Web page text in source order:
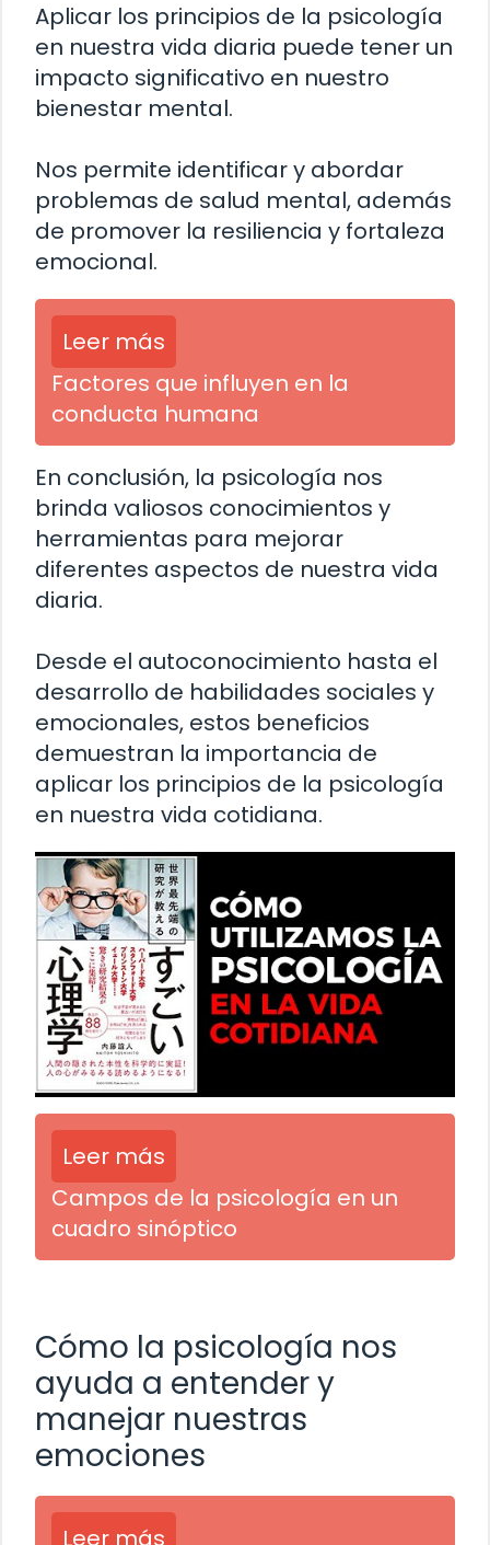
Aplicar los principios de la psicología
en nuestra vida diaria puede tener un
impacto significativo en nuestro
bienestar mental.
Nos permite identificar y abordar
problemas de salud mental, además
de promover la resiliencia y fortaleza
emocional.
Leer más
Factores que influyen en la
conducta humana
En conclusión, la psicología nos
brinda valiosos conocimientos y
herramientas para mejorar
diferentes aspectos de nuestra vida
diaria.
Desde el autoconocimiento hasta el
desarrollo de habilidades sociales y
emocionales, estos beneficios
demuestran la importancia de
aplicar los principios de la psicología
en nuestra vida cotidiana.
Leer más
Campos de la psicología en un
cuadro sinóptico
Cómo la psicología nos
ayuda a entender y
manejar nuestras
emociones
Leer más